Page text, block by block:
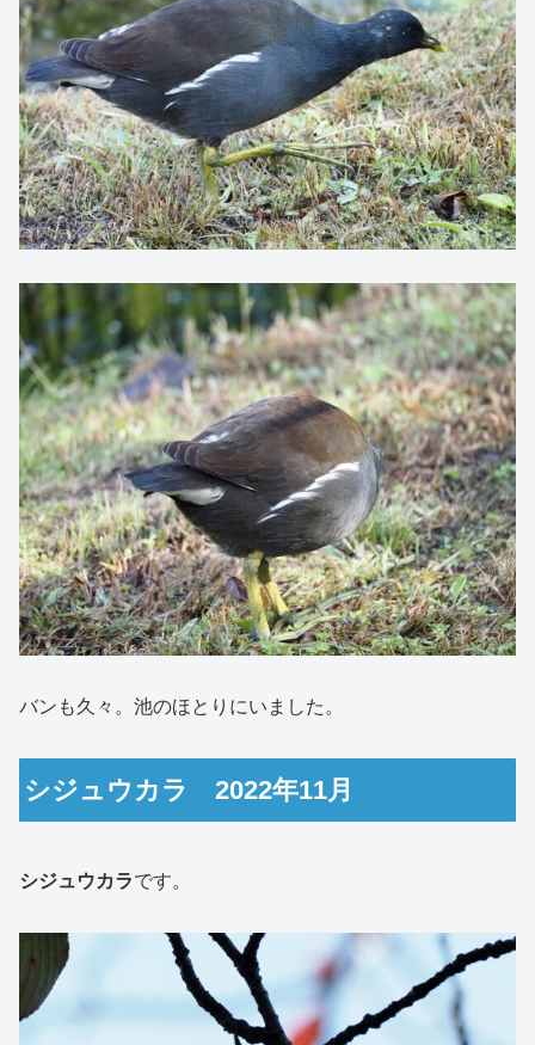
バンも久々。池のほとりにいました。
シジュウカラ 2022年11月
シジュウカラです。